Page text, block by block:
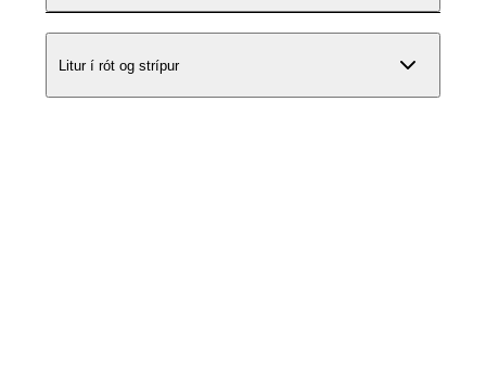
Litur í rót og strípur